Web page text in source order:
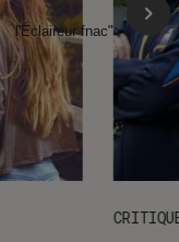
l'Éclaireur fnac">